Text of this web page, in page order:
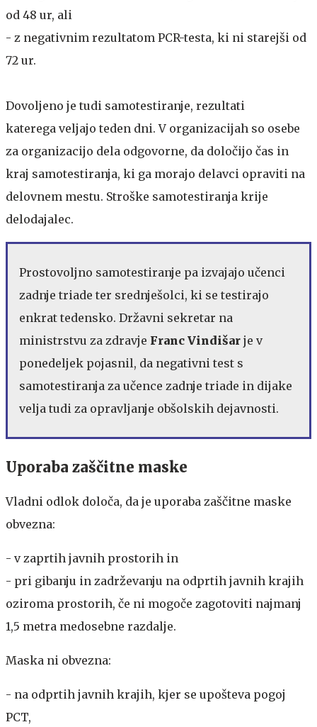
od 48 ur, ali
- z negativnim rezultatom PCR-testa, ki ni starejši od
72 ur.
Dovoljeno je tudi samotestiranje, rezultati
katerega veljajo teden dni. V organizacijah so osebe
za organizacijo dela odgovorne, da določijo čas in
kraj samotestiranja, ki ga morajo delavci opraviti na
delovnem mestu. Stroške samotestiranja krije
delodajalec.
Prostovoljno samotestiranje pa izvajajo učenci
zadnje triade ter srednješolci, ki se testirajo
enkrat tedensko. Državni sekretar na
ministrstvu za zdravje Franc Vindišar je v
ponedeljek pojasnil, da negativni test s
samotestiranja za učence zadnje triade in dijake
velja tudi za opravljanje obšolskih dejavnosti.
Uporaba zaščitne maske
Vladni odlok določa, da je uporaba zaščitne maske
obvezna:
- v zaprtih javnih prostorih in
- pri gibanju in zadrževanju na odprtih javnih krajih
oziroma prostorih, če ni mogoče zagotoviti najmanj
1,5 metra medosebne razdalje.
Maska ni obvezna:
- na odprtih javnih krajih, kjer se upošteva pogoj
PCT,